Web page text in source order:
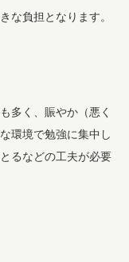
な負担となります。
多く、賑やか（悪く
環境で勉強に集中し
るなどの工夫が必要